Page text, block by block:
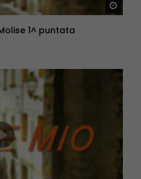
1^ puntata